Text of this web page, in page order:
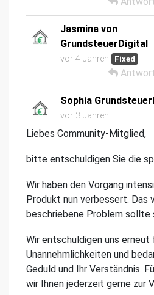
Jasmina von
GrundsteuerDigital
vor 4 Jahren Fixed
Sophia
vor 3 Jahren
Liebes Community-Mitglied,
bitte entschuldigen Sie die
Wir haben den Vorgang
Produkt nun verbessert. Das
beschriebene Problem sollte
Wir entschuldigen uns erneut
Unannehmlichkeiten und
Geduld und Ihr Verständnis.
wir Ihnen jederzeit gerne zur